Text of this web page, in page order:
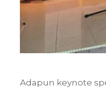
Adapun keynote